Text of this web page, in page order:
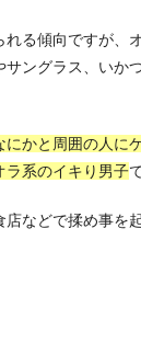
れる傾向ですが、
サングラス、いか
にかと周囲の人に
ラ系のイキり男子
店などで揉め事を